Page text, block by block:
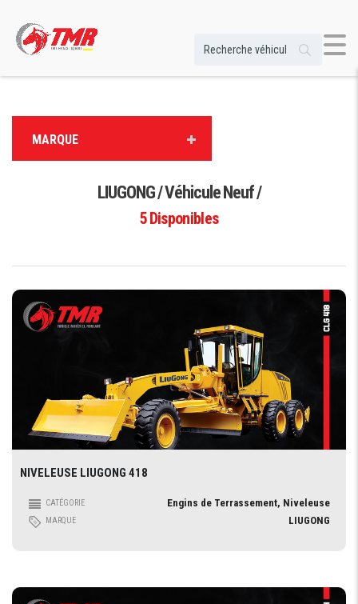
MARQUE
LIUGONG / Véhicule Neuf /
5Disponibles
NIVELEUSE LIUGONG 418
CATÉGORIE Engins de Terrassement, Niveleuse
MARQUE LIUGONG